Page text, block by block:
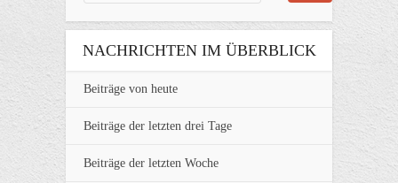
NACHRICHTEN IM ÜBERBLICK
Beiträge von heute
Beiträge der letzten drei Tage
Beiträge der letzten Woche